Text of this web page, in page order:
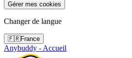
Gérer mes cookies
Changer de langue
🇫🇷France
Anybuddy - Accueil